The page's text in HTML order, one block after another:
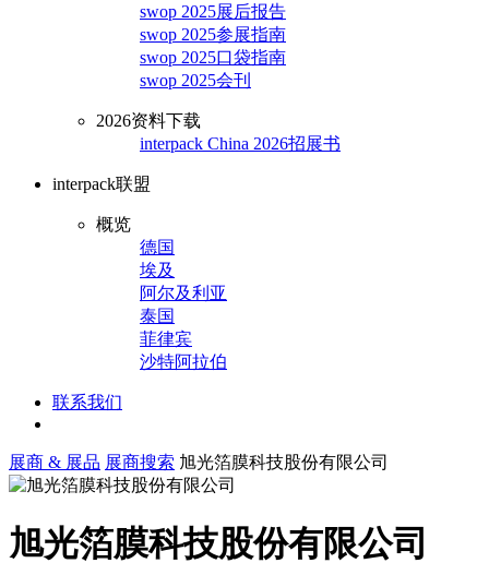
swop 2025展后报告
swop 2025参展指南
swop 2025口袋指南
swop 2025会刊
2026资料下载
interpack China 2026招展书
interpack联盟
概览
德国
埃及
阿尔及利亚
泰国
菲律宾
沙特阿拉伯
联系我们
展商 & 展品 展商搜索 旭光箔膜科技股份有限公司
旭光箔膜科技股份有限公司